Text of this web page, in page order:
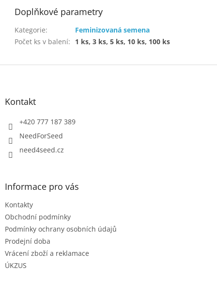
Doplňkové parametry
Kategorie:
Feminizovaná semena
Počet ks v balení: 1 ks, 3 ks, 5 ks, 10 ks, 100 ks
Z
Kontakt
+420 777 187 389
NeedForSeed
need4seed.cz
Informace pro vás
Kontakty
Obchodní podmínky
Podmínky ochrany osobních údajů
Prodejní doba
Vrácení zboží a reklamace
ÚKZUS